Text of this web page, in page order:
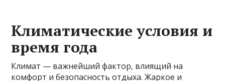
Климатические условия и
время года
Климат — важнейший фактор, влиящий на
комфорт и безопасность отдыха. Жаркое и